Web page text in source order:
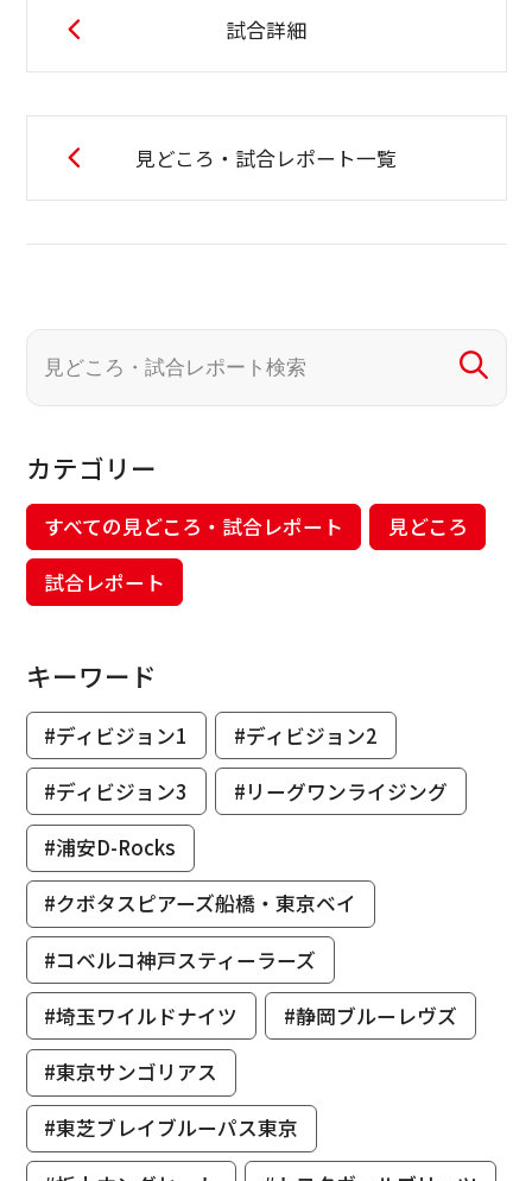
試合詳細
見どころ・試合レポート一覧
カテゴリー
すべての見どころ・試合レポート
見どころ
試合レポート
キーワード
#ディビジョン1
#ディビジョン2
#ディビジョン3
#リーグワンライジング
#浦安D-Rocks
#クボタスピアーズ船橋・東京ベイ
#コベルコ神戸スティーラーズ
#埼玉ワイルドナイツ
#静岡ブルーレヴズ
#東京サンゴリアス
#東芝ブレイブルーパス東京